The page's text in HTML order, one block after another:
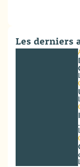
Les derniers